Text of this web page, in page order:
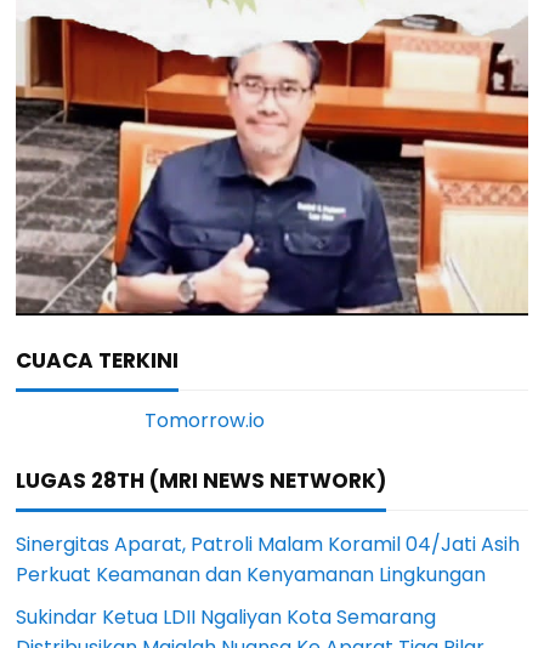
CUACA TERKINI
LUGAS 28TH (MRI NEWS NETWORK)
Sinergitas Aparat, Patroli Malam Koramil 04/Jati Asih
Perkuat Keamanan dan Kenyamanan Lingkungan
Sukindar Ketua LDII Ngaliyan Kota Semarang